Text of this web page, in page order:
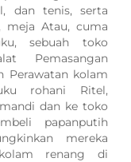
dan tenis, serta
meja Atau, cuma
sebuah toko
Pemasangan
Perawatan kolam
rohani Ritel,
dan ke toko
papanputih
mereka
renang di